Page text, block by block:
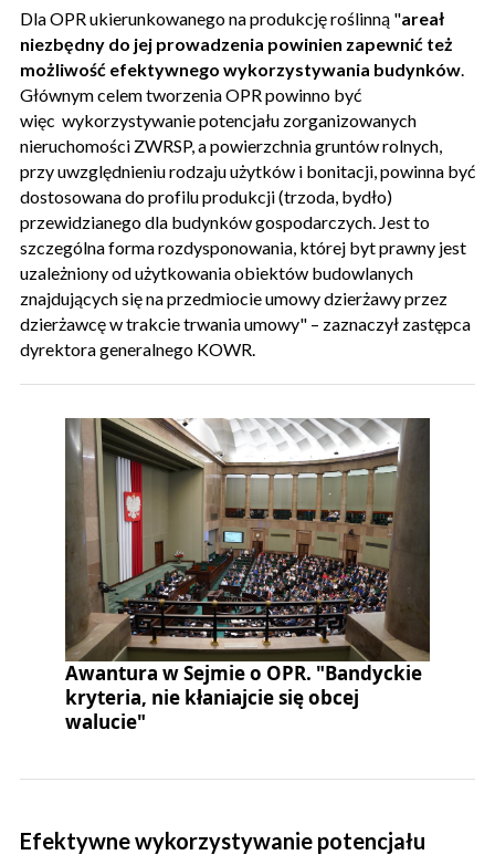
Dla OPR ukierunkowanego na produkcję roślinną "areał
niezbędny do jej prowadzenia powinien zapewnić też
możliwość efektywnego wykorzystywania budynków.
Głównym celem tworzenia OPR powinno być
więc wykorzystywanie potencjału zorganizowanych
nieruchomości ZWRSP, a powierzchnia gruntów rolnych,
przy uwzględnieniu rodzaju użytków i bonitacji, powinna być
dostosowana do profilu produkcji (trzoda, bydło)
przewidzianego dla budynków gospodarczych. Jest to
szczególna forma rozdysponowania, której byt prawny jest
uzależniony od użytkowania obiektów budowlanych
znajdujących się na przedmiocie umowy dzierżawy przez
dzierżawcę w trakcie trwania umowy" – zaznaczył zastępca
dyrektora generalnego KOWR.
Awantura w Sejmie o OPR. "Bandyckie
kryteria, nie kłaniajcie się obcej
walucie"
Efektywne wykorzystywanie potencjału